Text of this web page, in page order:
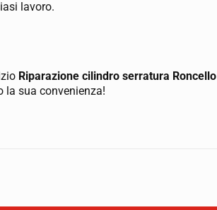
lavoro.
Riparazione cilindro serratura Roncello
la sua convenienza!